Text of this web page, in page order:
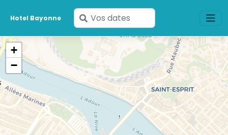
Hotel Bayonne
Saisissez
vos
dates
+
−